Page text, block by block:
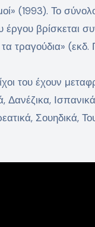
(1993). Το
έργου βρίσκεται
τραγούδια» (εκδ.
του έχουν
Δανέζικα,
Σουηδικά,